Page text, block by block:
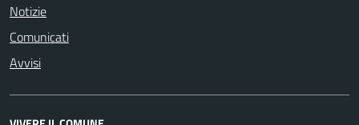
Notizie
Comunicati
Avvisi